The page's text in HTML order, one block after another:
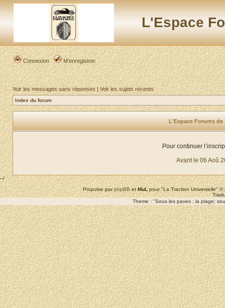
L'Espace
Connexion M’enregistrer
Voir les messages sans réponses|Voir les sujets récents
Index du forum
L'Espace Forums
Pour continuer
Avant le 06 Aoû
--/
Propulse parphpBBetMuLpour "La Traction Universelle"
Theme : "Sous les paves : la plage;